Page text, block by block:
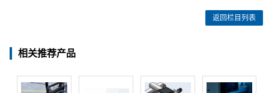
返回栏目列表
相关推荐产品